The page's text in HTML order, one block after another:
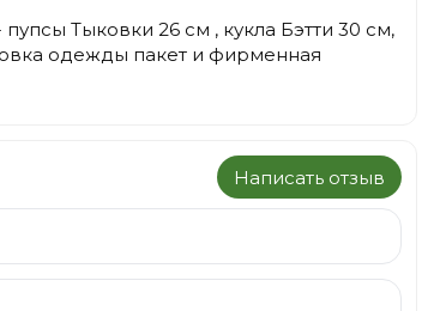
Тыковки 26 см , кукла Бэтти 30 см,
одежды пакет и фирменная
Написать отзыв